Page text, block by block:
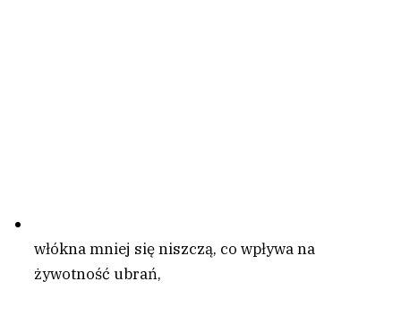
włókna mniej się niszczą, co wpływa na
żywotność ubrań,